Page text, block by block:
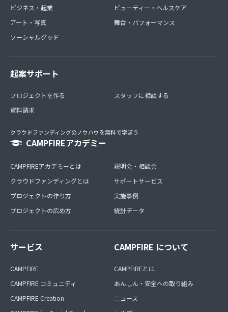
ビジネス・起業
アート・写真
ソーシャルグッド
ビューティー・ヘルスケア
舞台・パフォーマンス
起案サポート
プロジェクトを作る
資料請求
スタッフに相談する
クラウドファンディングのノウハウを無料で学ぼう
CAMPFIREアカデミー
CAMPFIREアカデミーとは
クラウドファンディングとは
プロジェクトの作り方
プロジェクトの広め方
説明会・相談会
サポートサービス
実施事例
統計データ
サービス
CAMPFIRE
CAMPFIRE コミュニティ
CAMPFIRE Creation
CAMPFIRE について
CAMPFIREとは
あんしん・安全への取り組み
ニュース